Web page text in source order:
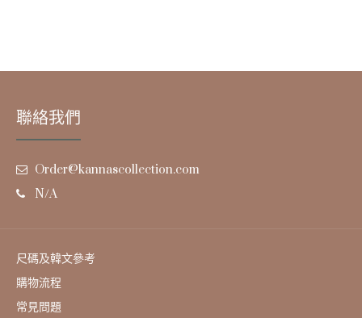
聯絡我們
Order@kannascollection.com
N/A
尺碼及韓文參考
購物流程
常見問題